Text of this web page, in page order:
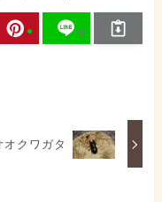
オクワガタ